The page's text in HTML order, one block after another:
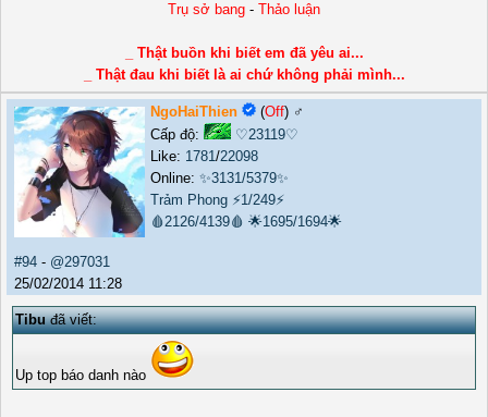
Trụ sở bang - Thảo luận
_ Thật buồn khi biết em đã yêu ai...
_ Thật đau khi biết là ai chứ không phải mình...
NgoHaiThien (Off) ♂️
Cấp độ:
♡23119♡
Like: 1781/22098
Online: ✨3131/5379✨
Trảm Phong ⚡1/249⚡
🩸2126/4139🩸 🌟1695/1694🌟
#94 - @297031
25/02/2014 11:28
Tibuđã viết:
Up top báo danh nào